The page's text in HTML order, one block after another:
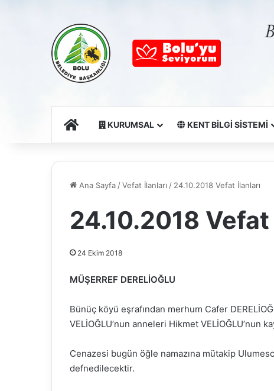
Ana SayfaKURUMSAL KENT BİLGİ SİSTEMİ
Ana Sayfa /Vefat İlanları / 24.10.2018 Vefat İlanları
24.10.2018 Vefat
24 Ekim 2018
MÜŞERREF DERELİOĞLU
Bünüç köyü eşrafından merhum Cafer
VELİOĞLU’nun anneleri Hikmet VELİOĞLU’nun
Cenazesi bugün öğle namazına mütakip
defnedilecektir.